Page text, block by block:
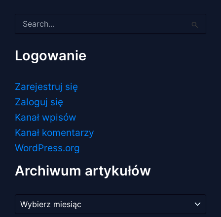
dla:
Logowanie
Zarejestruj się
Zaloguj się
Kanał wpisów
Kanał komentarzy
WordPress.org
Archiwum artykułów
artykułów